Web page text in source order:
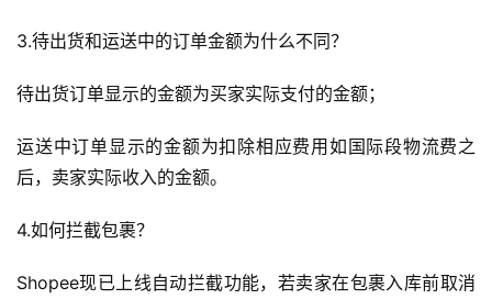
3.待出货和运送中的订单金额为什么不同？
待出货订单显示的金额为买家实际支付的金额；
运送中订单显示的金额为扣除相应费用如国际段物流费之
后，卖家实际收入的金额。
4.如何拦截包裹？
Shopee现已上线自动拦截功能，若卖家在包裹入库前取消